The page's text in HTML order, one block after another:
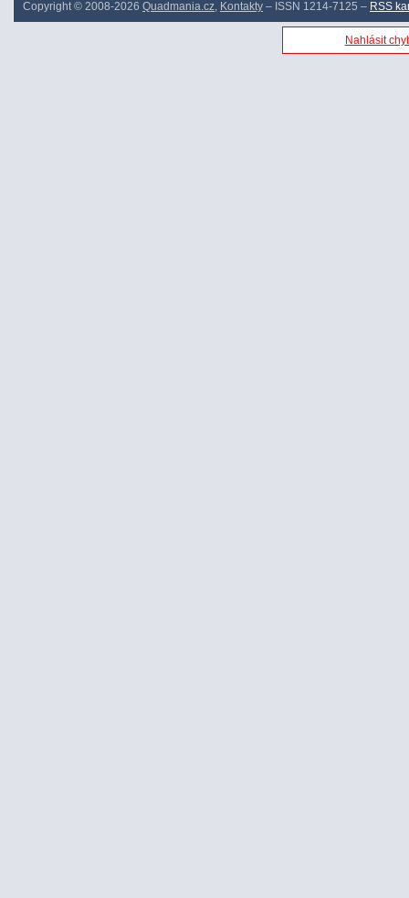
Copyright © 2008-2026 Quadmania.cz, Kontakty – ISSN 1214-7125 – RSS
Nahlásit